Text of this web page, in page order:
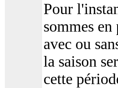
Pour
sommes
avec ou
la saison
cette